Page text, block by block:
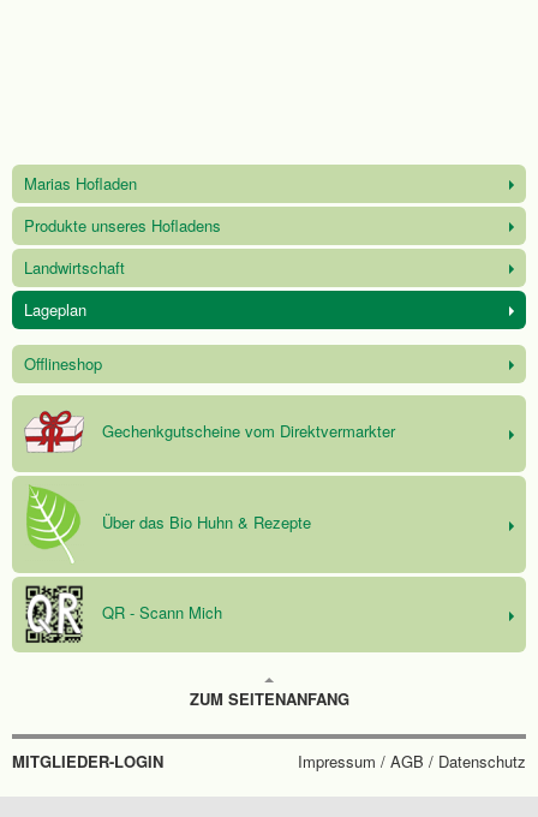
Marias Hofladen
Produkte unseres Hofladens
Landwirtschaft
Lageplan
Offlineshop
Gechenkgutscheine vom Direktvermarkter
Über das Bio Huhn & Rezepte
QR - Scann Mich
ZUM SEITENANFANG
MITGLIEDER-LOGIN Impressum / AGB / Datenschutz